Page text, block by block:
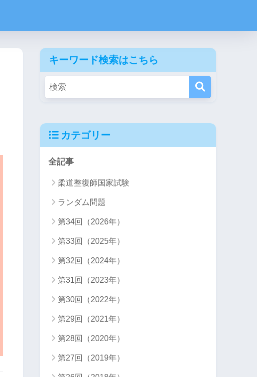
キーワード検索はこちら
カテゴリー
全記事
柔道整復師国家試験
ランダム問題
第34回（2026年）
第33回（2025年）
第32回（2024年）
第31回（2023年）
第30回（2022年）
第29回（2021年）
第28回（2020年）
第27回（2019年）